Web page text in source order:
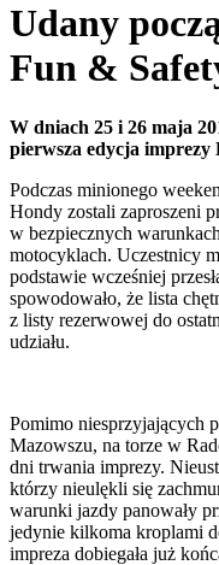
Udany
Fun &
W dniach 25 i 26 maja
pierwsza edycja imprezy
Podczas minionego
Hondy zostali zaproszeni
w bezpiecznych
motocyklach. Uczestnicy
podstawie wcześniej
spowodowało, że lista
z listy rezerwowej do
udziału.
Pomimo niesprzyjających
Mazowszu, na torze w
dni trwania imprezy.
którzy nieulękli się
warunki jazdy panowały
jedynie kilkoma kroplami
impreza dobiegała już